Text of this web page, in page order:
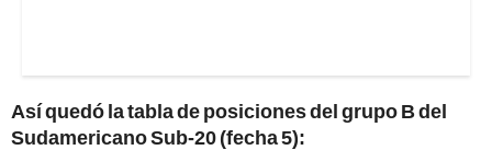
Así quedó la tabla de posiciones del grupo B del
Sudamericano Sub-20 (fecha 5):